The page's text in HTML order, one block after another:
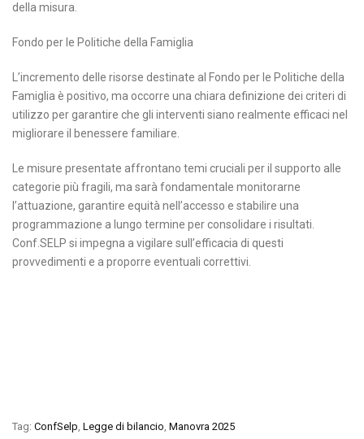
della misura.
Fondo per le Politiche della Famiglia
L’incremento delle risorse destinate al Fondo per le Politiche della
Famiglia è positivo, ma occorre una chiara definizione dei criteri di
utilizzo per garantire che gli interventi siano realmente efficaci nel
migliorare il benessere familiare.
Le misure presentate affrontano temi cruciali per il supporto alle
categorie più fragili, ma sarà fondamentale monitorarne
l’attuazione, garantire equità nell’accesso e stabilire una
programmazione a lungo termine per consolidare i risultati.
Conf.SELP si impegna a vigilare sull’efficacia di questi
provvedimenti e a proporre eventuali correttivi.
Tag: ConfSelp, Legge di bilancio, Manovra 2025